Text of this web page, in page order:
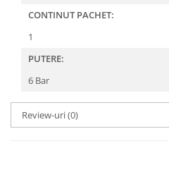
CONTINUT PACHET:
1
PUTERE:
6 Bar
Review-uri(0)